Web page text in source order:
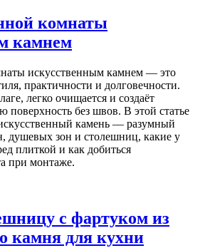
комнаты
камнем
искусственным камнем — это
практичности и долговечности.
легко очищается и создаёт
без швов. В этой статье
камень — разумный
душевых зон и столешниц, какие у
плиткой и как добиться
при монтаже.
с фартуком из
камня для кухни